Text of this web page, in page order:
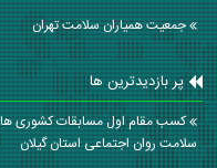
جمعیت همیاران سلامت تهران
پر بازدیدترین ها
سلامت روان اجتماعی استان گیلان